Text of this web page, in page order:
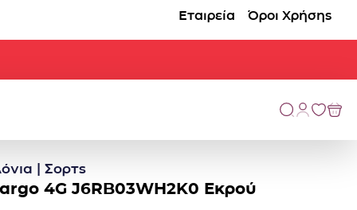
Εταιρεία Όροι Χρήσης
| Σορτς
4G J6RB03WH2K0 Εκρού